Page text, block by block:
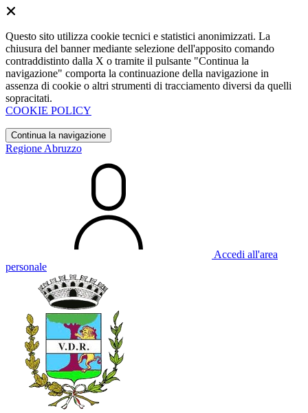
Questo sito utilizza cookie tecnici e statistici anonimizzati. La
chiusura del banner mediante selezione dell'apposito comando
contraddistinto dalla X o tramite il pulsante "Continua la
navigazione" comporta la continuazione della navigazione in
assenza di cookie o altri strumenti di tracciamento diversi da quelli
sopracitati.
COOKIE POLICY
Continua la navigazione
Regione Abruzzo
Accedi all'area
personale